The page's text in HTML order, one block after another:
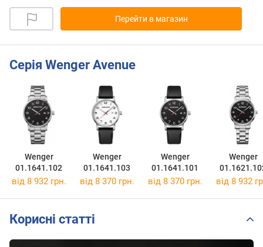
Перейти в магазин
Серія Wenger Avenue
Wenger
01.1641.102
Wenger
01.1641.103
Wenger
01.1641.101
Wenger
від 8 932 грн. від 8 370 грн. від 8 370 грн. від 8 932
Корисні статті